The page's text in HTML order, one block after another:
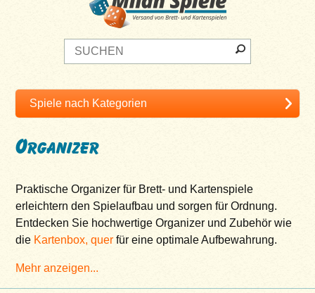
Organizer
Praktische Organizer für Brett- und Kartenspiele
erleichtern den Spielaufbau und sorgen für Ordnung.
Entdecken Sie hochwertige Organizer und Zubehör wie
die Kartenbox, quer für eine optimale Aufbewahrung.
Mehr anzeigen...